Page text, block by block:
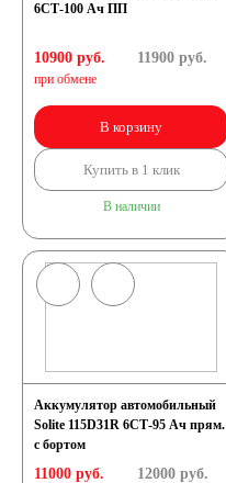
6СТ-100 Ач ПП
10900 руб.
при обмене
11900руб.
В корзину
Купить в 1 клик
В наличии
Аккумулятор автомобильный
Solite 115D31R 6СТ-95 Ач прям.
с бортом
11000 руб. 12000руб.